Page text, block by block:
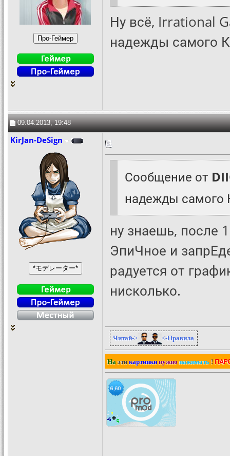
Ну всё, Irrational
надежды самого
09.04.2013, 19:48
KirJan-DeSign
Сообщение от
надежды самого
ну знаешь, после
ЭпиЧное и
радуется от
нисколько.
Читай-> <-Правила
На этикартинки нужно нажимать !